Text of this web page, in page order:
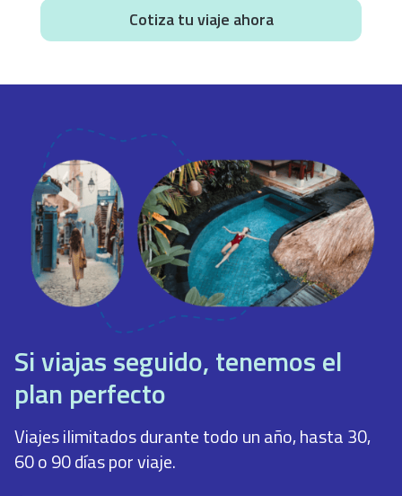
Cotiza tu viaje ahora
Si viajas seguido, tenemos el
plan perfecto
Viajes ilimitados durante todo un año, hasta 30,
60 o 90 días por viaje.